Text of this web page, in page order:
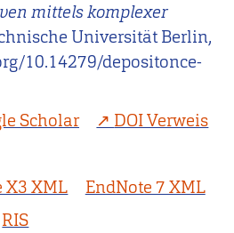
mittels komplexer
Universität Berlin,
10.14279/depositonce-
Scholar
DOI Verweis
X3 XML
EndNote 7 XML
RIS